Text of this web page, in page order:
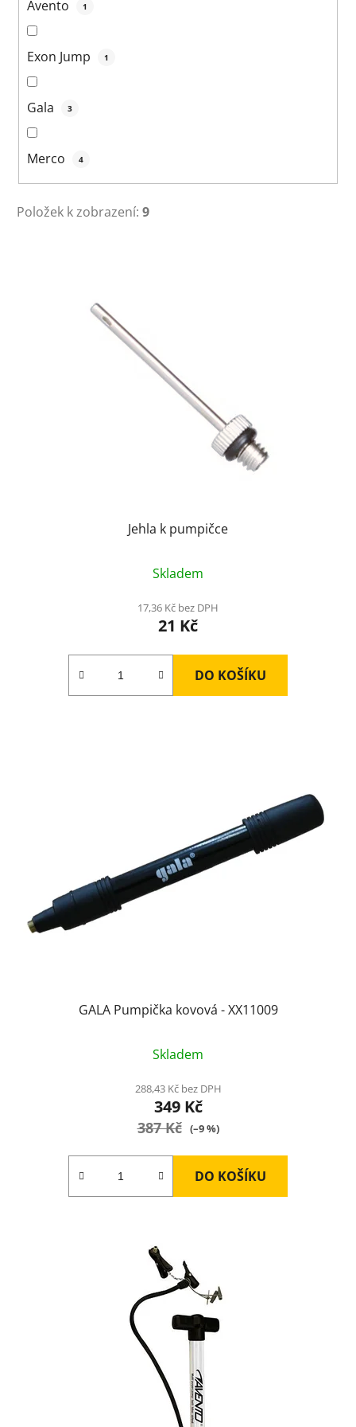
Avento 1
Exon Jump 1
Gala 3
Merco 4
Položek k zobrazení: 9
Jehla k pumpičce
Skladem
17,36 Kč bez DPH
21 Kč
DO KOŠÍKU
GALA Pumpička kovová - XX11009
hodnocení
produktu
je
2,0
Skladem
288,43 Kč bez DPH
349 Kč
387 Kč (–9 %)
DO KOŠÍKU